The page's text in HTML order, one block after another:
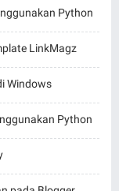
Python
LinkMagz
Windows
Python